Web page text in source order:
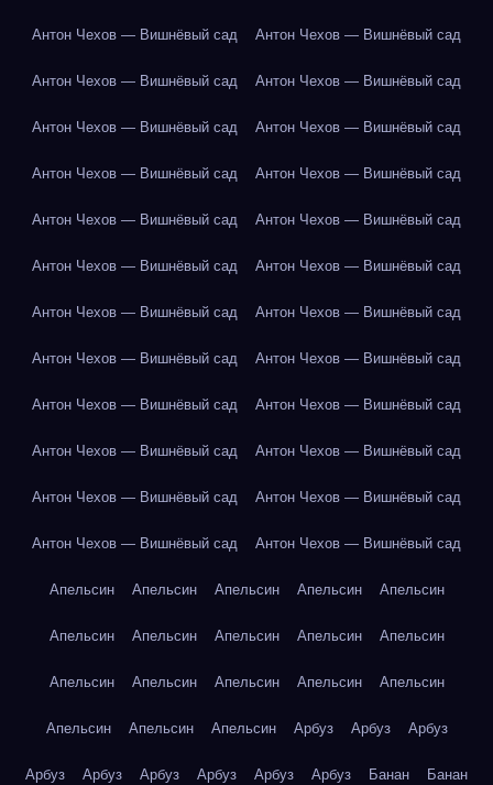
Антон Чехов — Вишнёвый сад Антон Чехов — Вишнёвый сад
Антон Чехов — Вишнёвый сад Антон Чехов — Вишнёвый сад
Антон Чехов — Вишнёвый сад Антон Чехов — Вишнёвый сад
Антон Чехов — Вишнёвый сад Антон Чехов — Вишнёвый сад
Антон Чехов — Вишнёвый сад Антон Чехов — Вишнёвый сад
Антон Чехов — Вишнёвый сад Антон Чехов — Вишнёвый сад
Антон Чехов — Вишнёвый сад Антон Чехов — Вишнёвый сад
Антон Чехов — Вишнёвый сад Антон Чехов — Вишнёвый сад
Антон Чехов — Вишнёвый сад Антон Чехов — Вишнёвый сад
Антон Чехов — Вишнёвый сад Антон Чехов — Вишнёвый сад
Антон Чехов — Вишнёвый сад Антон Чехов — Вишнёвый сад
Антон Чехов — Вишнёвый сад Антон Чехов — Вишнёвый сад
Апельсин Апельсин Апельсин Апельсин Апельсин
Апельсин Апельсин Апельсин Апельсин Апельсин
Апельсин Апельсин Апельсин Апельсин Апельсин
Апельсин Апельсин Апельсин Арбуз Арбуз Арбуз
Арбуз Арбуз Арбуз Арбуз Арбуз Арбуз Банан Банан